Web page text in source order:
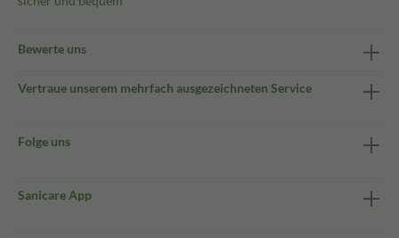
Bewerte uns
Vertraue unserem mehrfach ausgezeichneten Service
Folge uns
Sanicare App